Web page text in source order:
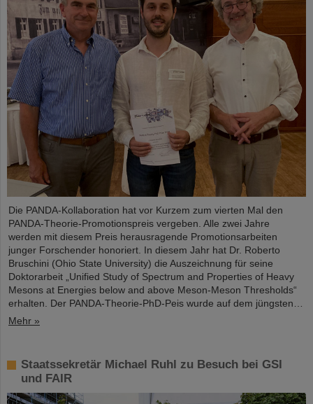
Die PANDA-Kollaboration hat vor Kurzem zum vierten Mal den
PANDA-Theorie-Promotionspreis vergeben. Alle zwei Jahre
werden mit diesem Preis herausragende Promotionsarbeiten
junger Forschender honoriert. In diesem Jahr hat Dr. Roberto
Bruschini (Ohio State University) die Auszeichnung für seine
Doktorarbeit „Unified Study of Spectrum and Properties of Heavy
Mesons at Energies below and above Meson-Meson Thresholds“
erhalten. Der PANDA-Theorie-PhD-Peis wurde auf dem jüngsten…
Mehr »
Staatssekretär Michael Ruhl zu Besuch bei GSI
und FAIR